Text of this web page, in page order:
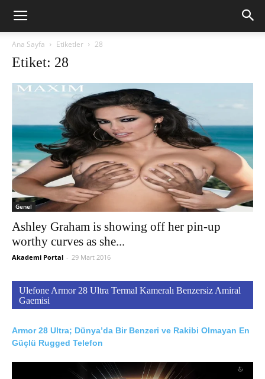
Ana Sayfa Etiketler 28
Etiket: 28
Genel
Ashley Graham is showing off her pin-up
worthy curves as she...
Akademi Portal - 29 Mart 2016
Ulefone Armor 28 Ultra Termal Kameralı Benzersiz Amiral
Gaemisi
Armor 28 Ultra; Dünya’da Bir Benzeri ve Rakibi Olmayan En
Güçlü Rugged Telefon